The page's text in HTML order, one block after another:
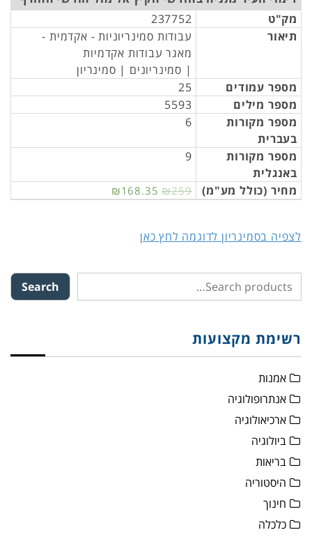
מק"ט
237752
תיאור
עבודות סמינריוניות - אקדמית -
מאגר עבודות אקדמיות
| סמינריונים | סמינריון
מספר עמודים
25
מספר מילים
5593
מספר מקורות
בעברית
6
מספר מקורות
באנגלית
9
מחיר (כולל מע"מ) ₪168.35 ₪259
לצפיה בסמינריון לדוגמה לחץ כאן
Search
רשימת מקצועות
אמנות
אנתרופולוגיה
ארכיאולוגיה
ביולוגיה
בריאות
היסטוריה
חינוך
כלכלה